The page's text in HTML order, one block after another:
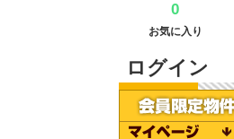
0
お気に入り
ログイン